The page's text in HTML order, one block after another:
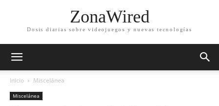
ZonaWired
Dosis diarias sobre videojuegos y nuevas tecnologías
Inicio Miscelánea
Miscelánea